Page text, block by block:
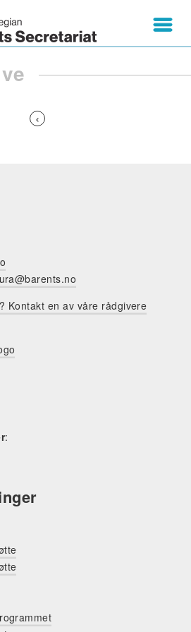
Previous
page
‹
Kontakt en av våre rådgivere
: